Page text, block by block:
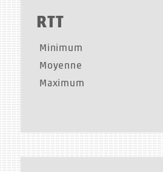
RTT
Minimum
Moyenne
Maximum